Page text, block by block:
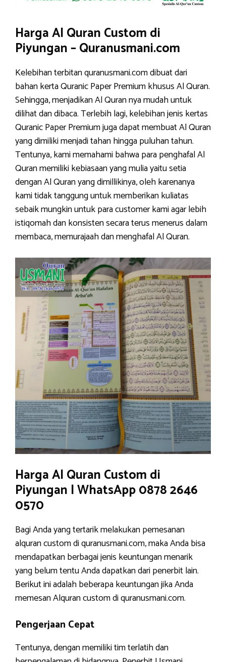
Harga Al Quran Custom di
Piyungan – Quranusmani.com
Kelebihan terbitan quranusmani.com dibuat dari
bahan kerta Quranic Paper Premium khusus Al Quran.
Sehingga, menjadikan Al Quran nya mudah untuk
dilihat dan dibaca. Terlebih lagi, kelebihan jenis kertas
Quranic Paper Premium juga dapat membuat Al Quran
yang dimiliki menjadi tahan hingga puluhan tahun.
Tentunya, kami memahami bahwa para penghafal Al
Quran memiliki kebiasaan yang mulia yaitu setia
dengan Al Quran yang dimillikinya, oleh karenanya
kami tidak tanggung untuk memberikan kuliatas
sebaik mungkin untuk para customer kami agar lebih
istiqomah dan konsisten secara terus menerus dalam
membaca, memurajaah dan menghafal Al Quran.
Harga Al Quran Custom di
Piyungan | WhatsApp 0878 2646
0570
Bagi Anda yang tertarik melakukan pemesanan
alquran custom di quranusmani.com, maka Anda bisa
mendapatkan berbagai jenis keuntungan menarik
yang belum tentu Anda dapatkan dari penerbit lain.
Berikut ini adalah beberapa keuntungan jika Anda
memesan Alquran custom di quranusmani.com.
Pengerjaan Cepat
Tentunya, dengan memiliki tim terlatih dan